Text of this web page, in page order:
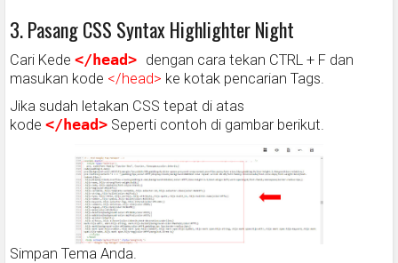
3. Pasang CSS Syntax Highlighter Night
Cari Kede </head> dengan cara tekan CTRL + F dan
masukan kode </head> ke kotak pencarian Tags.
Jika sudah letakan CSS tepat di atas
kode </head> Seperti contoh di gambar berikut.
Simpan Tema Anda.